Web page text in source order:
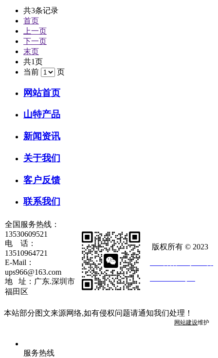
共3条记录
首页
上一页
下一页
末页
共1页
当前
页
网站首页
山特产品
新闻资讯
关于我们
客户反馈
联系我们
全国服务热线：
13530609521
电 话：
13510964721
E-Mail：
ups966@163.com
地 址：广东.深圳市
福田区
版权所有 © 2023
本站部分图文来源网络,如有侵权问题请通知我们处理！
网站建设维护
服务热线